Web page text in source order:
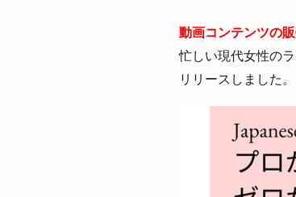
動画コンテンツの
忙しい現代女性の
リリースしました。